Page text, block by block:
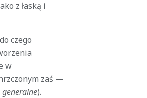
z łaską i
czego
w
zaś —
generalne).